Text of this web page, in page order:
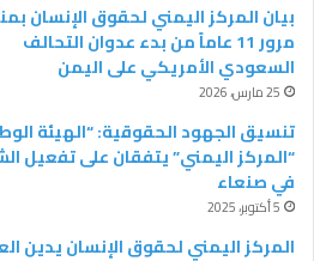
بيان المركز اليمني لحقوق الإنسان
مرور 11 عاماً من بدء عدوان التحالف
السعودي الأمريكي على اليمن
25 مارس، 2026
تنسيق الجهود الحقوقية: “الهيئة
“المركز اليمني” يتفقان على تفعيل
في صنعاء
5 أكتوبر، 2025
المركز اليمني لحقوق الإنسان يدين